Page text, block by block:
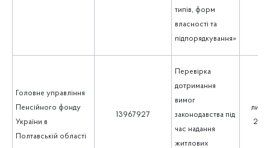
типів, форм
власності та
підпорядкування»
Головне управління
Пенсійного фонду
України в
Полтавській області
13967927
Перевірка
дотримання
вимог
законодавства під
час надання
житлових